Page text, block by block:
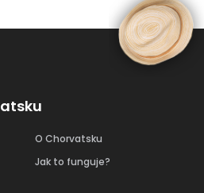
O Chorvatsku
Jak to funguje?